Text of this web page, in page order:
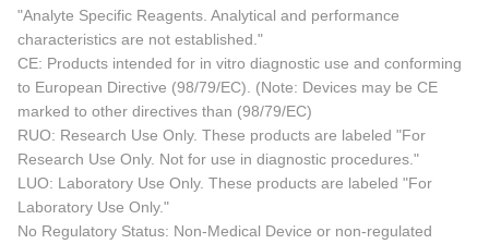
"Analyte Specific Reagents. Analytical and performance
characteristics are not established."
CE: Products intended for in vitro diagnostic use and conforming
to European Directive (98/79/EC). (Note: Devices may be CE
marked to other directives than (98/79/EC)
RUO: Research Use Only. These products are labeled "For
Research Use Only. Not for use in diagnostic procedures."
LUO: Laboratory Use Only. These products are labeled "For
Laboratory Use Only."
No Regulatory Status: Non-Medical Device or non-regulated